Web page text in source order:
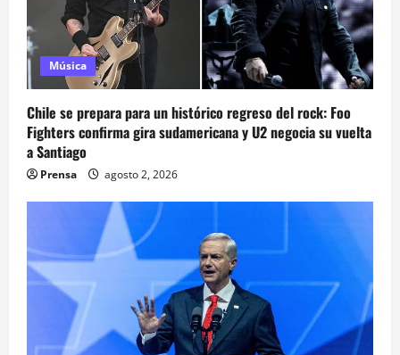
Música
Chile se prepara para un histórico regreso del rock: Foo
Fighters confirma gira sudamericana y U2 negocia su vuelta
a Santiago
Prensa agosto 2, 2026